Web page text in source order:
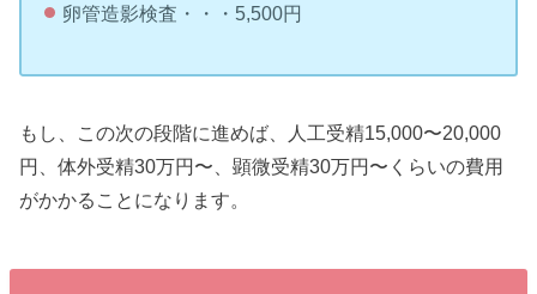
卵管造影検査・・・5,500円
もし、この次の段階に進めば、人工受精15,000〜20,000
円、体外受精30万円〜、顕微受精30万円〜くらいの費用
がかかることになります。